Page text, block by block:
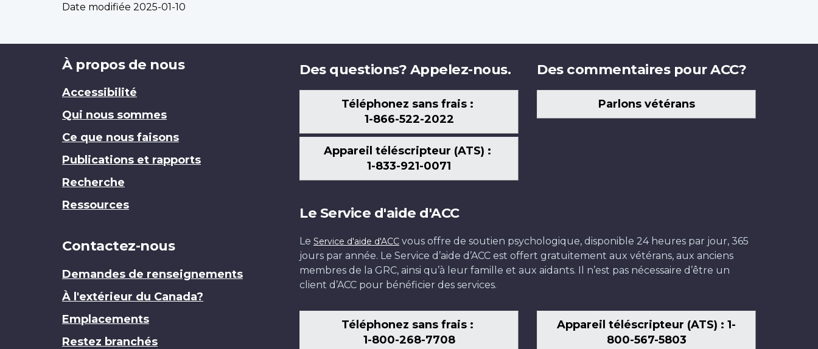
Date modifiée 2025-01-10
Brand
À propos de nous
Accessibilité
Qui nous sommes
Ce que nous faisons
Publications et rapports
Recherche
Ressources
Contactez-nous
Demandes de renseignements
À l'extérieur du Canada?
Emplacements
Restez branchés
Des questions? Appelez-nous.
Téléphonez sans frais :
1-866-522-2022
Appareil téléscripteur (ATS) :
1-833-921-0071
Des commentaires pour ACC?
Parlons vétérans
Le Service d'aide d'ACC
Le Service d'aide d'ACC vous offre de soutien psychologique, disponible 24 heures par jour, 365
jours par année. Le Service d’aide d’ACC est offert gratuitement aux vétérans, aux anciens
membres de la GRC, ainsi qu’à leur famille et aux aidants. Il n’est pas nécessaire d’être un
client d’ACC pour bénéficier des services.
Téléphonez sans frais :
1-800-268-7708
Appareil téléscripteur (ATS) : 1-
800-567-5803